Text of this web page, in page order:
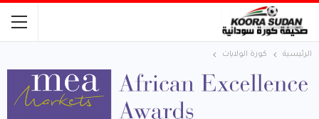
الرئيسية كورة الولايات